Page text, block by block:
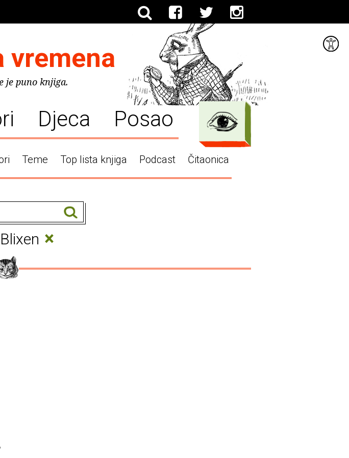
vremena
je puno knjiga.
Djeca Posao
Teme Top lista knjiga Podcast Čitaonica
×